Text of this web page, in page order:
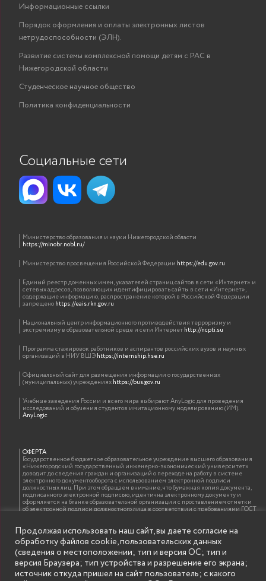
Информационные ссылки
Порядок оформления и оплаты электронных листов
нетрудоспособности (ЭЛН).
Развитие системы комплексной помощи детям с РАС в
Нижегородской области
Студенческое научное общество
Политика конфиденциальности
Социальные сети
Министерство образования и науки Нижегородской области
https://minobr.nobl.ru/
Министерство просвещения Российской Федерации https://edu.gov.ru
Единый реестр доменных имен, указателей страниц сайтов в сети «Интернет» и
сетевых адресов, позволяющих идентифицировать сайты в сети «Интернет»,
содержащие информацию, распространение которой в Российской Федерации
запрещеноhttps://eais.rkn.gov.ru
Национальный центр информационного противодействия терроризму и
экстремизму в образовательной среде и сети Интернетhttp://ncpti.su
Программа стажировок работников и аспирантов российских вузов и научных
организаций в НИУ ВШЭhttps://internship.hse.ru
Официальный сайт для размещения информации о государственных
(муниципальных) учрежденияхhttps://bus.gov.ru
Учебные заведения России и всего мира выбирают AnyLogic для проведения
исследований и обучения студентов имитационному моделированию (ИМ).
AnyLogic
ОФЕРТА
Государственное бюджетное образовательное учреждение высшего образования
«Нижегородский государственный инженерно-экономический университет»
доводит до сведения граждан и организаций о переходе на работу в системе
электронного документооборота с использованием электронной подписи
должностных лиц. При этом обращаем внимание, что бумажная копия документа,
подписанного электронной подписью, идентична электронному документу и
оформляется на бланке образовательной организации с проставлением отметки
об электронной подписи должностного лица в соответствии с требованиями ГОСТ
ИНФОРМАЦИЯ ДЛЯ ПРАВООБЛАДАТЕЛЕЙ
Все права на аудио и видео материалы, представленные на нашем сайте
принадлежат их законным владельцам и предназначены только для ознакомления.
Продолжая использовать наш сайт, вы даете согласие на
обработку файлов cookie, пользовательских данных
(сведения о местоположении; тип и версия ОС; тип и
версия Браузера; тип устройства и разрешение его экрана;
источник откуда пришел на сайт пользователь; с какого